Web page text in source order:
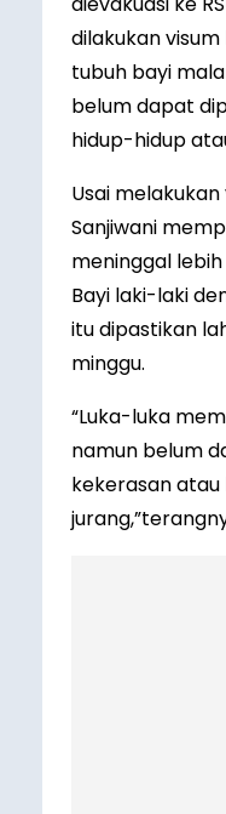
dilakukan
tubuh bayi
belum dapat
hidup-hidup
Usai melakukan
Sanjiwani
meninggal
Bayi laki-laki
itu dipastikan
minggu.
“Luka-luka
namun belum
kekerasan